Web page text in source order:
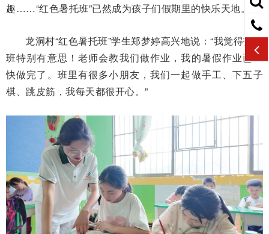
趣……“红色暑托班”已然成为孩子们假期里的快乐天地。
龙洞村“红色暑托班”学生郑梦婷高兴地说：“我觉得托管
班特别有意思！老师会教我们做作业，我的暑假作业已经
快做完了。班里有很多小朋友，我们一起做手工、下五子
棋、跳皮筋，我每天都很开心。”